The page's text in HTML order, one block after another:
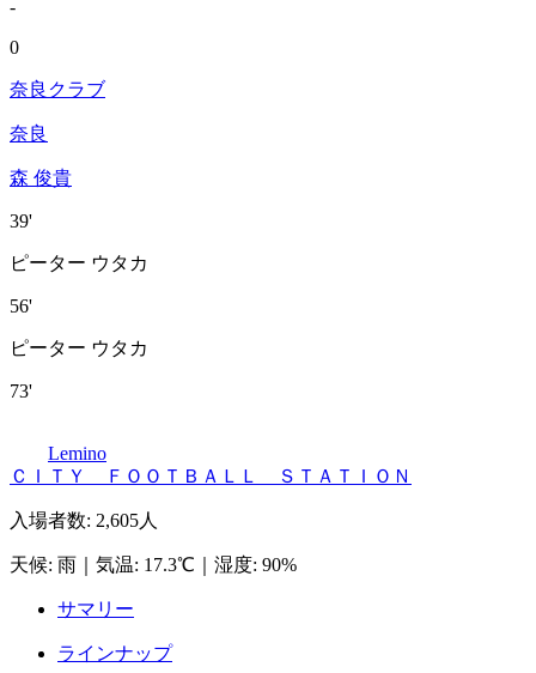
-
0
奈良クラブ
奈良
森 俊貴
39'
ピーター ウタカ
56'
ピーター ウタカ
73'
Lemino
ＣＩＴＹ ＦＯＯＴＢＡＬＬ ＳＴＡＴＩＯＮ
入場者数: 2,605人
天候: 雨 気温: 17.3℃ 湿度: 90%
サマリー
ラインナップ